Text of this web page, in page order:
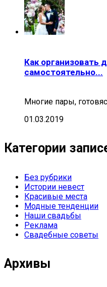
Как организовать
самостоятельно...
Многие пары,
01.03.2019
Категории
Без рубрики
Истории невест
Красивые места
Модные тенденции
Наши свадьбы
Реклама
Свадебные советы
Архивы